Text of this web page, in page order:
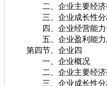
二、企业主要经济
三、企业成长性分
四、企业经营能力
五、企业盈利能力及
第四节、企业四
一、企业概况
二、企业主要经济
三、企业成长性分